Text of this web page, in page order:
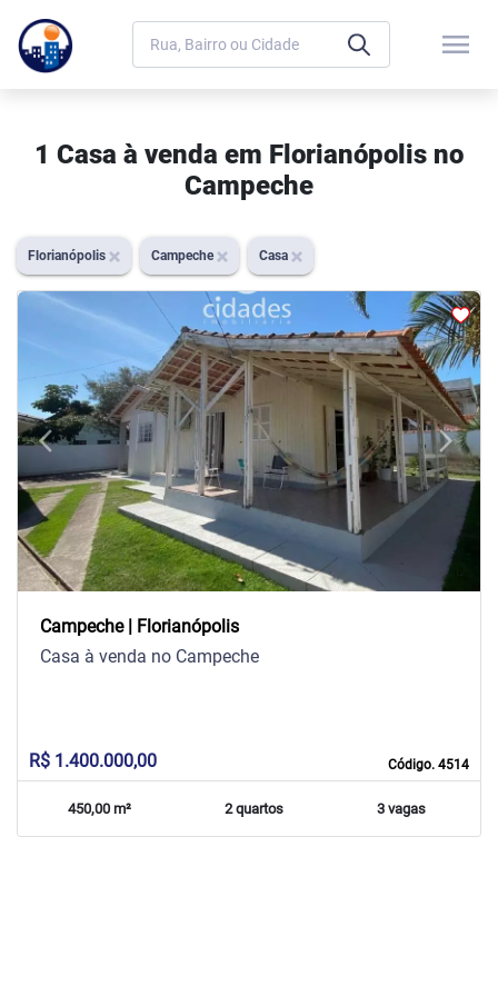
menu
1 Casa à venda em Florianópolis no
Campeche
Florianópolis Campeche Casa
arrow_back_iosPrevious arrow_forward_iosNext
Campeche | Florianópolis
Código. 4514
Casa à venda no Campeche
R$ 1.400.000,00
450,00 m² 2 quartos 3 vagas